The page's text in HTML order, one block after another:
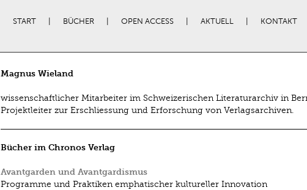
START BÜCHER OPEN ACCESS AKTUELL KONTAKT
Magnus Wieland
wissenschaftlicher Mitarbeiter im Schweizerischen Literaturarchiv in
Projektleiter zur Erschliessung und Erforschung von Verlags­archiven.
Bücher im Chronos Verlag
Avantgarden und Avantgardismus
Programme und Praktiken emphatischer kultureller Innovation